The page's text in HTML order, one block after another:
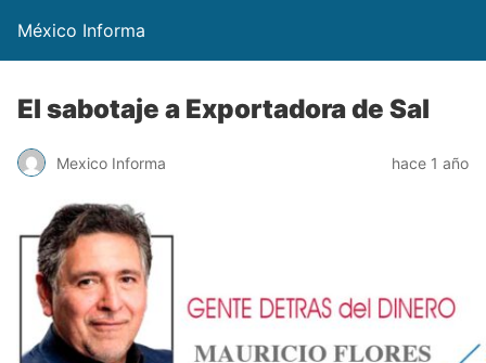
México Informa
El sabotaje a Exportadora de Sal
Mexico Informa hace 1 año